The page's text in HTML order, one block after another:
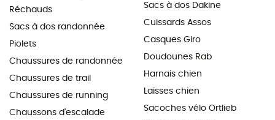
Réchauds
Sacs à dos randonnée
Piolets
Chaussures de randonnée
Chaussures de trail
Chaussures de running
Chaussons d'escalade
Sacs à dos Dakine
Cuissards Assos
Casques Giro
Doudounes Rab
Harnais chien
Laisses chien
Sacoches vélo Ortlieb